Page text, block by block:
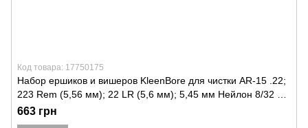
Код товара: 17750175
Набор ершиков и вишеров KleenBore для чистки AR-15 .22;
223 Rem (5,56 мм); 22 LR (5,6 мм); 5,45 мм Нейлон 8/32 M
5 шт/уп
663 грн